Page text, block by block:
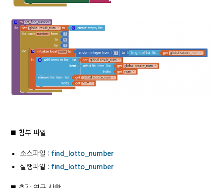
■ 첨부 파일
소스파일 : find_lotto_number
실행파일 : find_lotto_number